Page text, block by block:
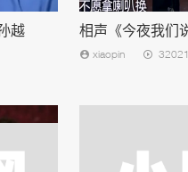
越 相声《今夜我们
xiaopin